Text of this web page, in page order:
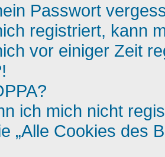
Passwort
registriert, kann
vor einiger Zeit
ich mich nicht
„Alle Cookies des